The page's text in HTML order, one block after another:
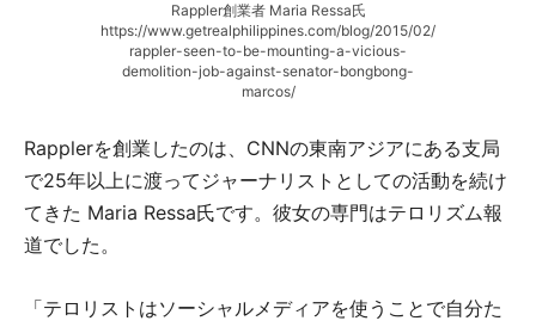
Rappler創業者 Maria Ressa氏
https://www.getrealphilippines.com/blog/2015/02/
rappler-seen-to-be-mounting-a-vicious-
demolition-job-against-senator-bongbong-
marcos/
Rapplerを創業したのは、CNNの東南アジアにある支局
で25年以上に渡ってジャーナリストとしての活動を続け
てきた Maria Ressa氏です。彼女の専門はテロリズム報
道でした。
「テロリストはソーシャルメディアを使うことで自分た